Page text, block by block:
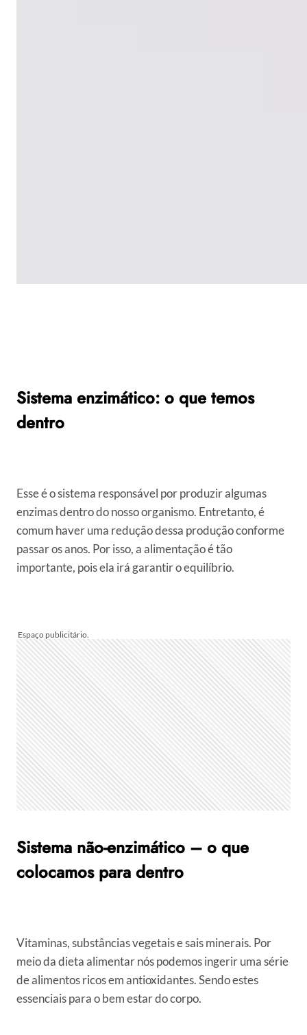
Sistema enzimático: o que temos
dentro
Esse é o sistema responsável por produzir algumas
enzimas dentro do nosso organismo. Entretanto, é
comum haver uma redução dessa produção conforme
passar os anos. Por isso, a alimentação é tão
importante, pois ela irá garantir o equilíbrio.
Sistema não-enzimático – o que
colocamos para dentro
Vitaminas, substâncias vegetais e sais minerais. Por
meio da dieta alimentar nós podemos ingerir uma série
de alimentos ricos em antioxidantes. Sendo estes
essenciais para o bem estar do corpo.